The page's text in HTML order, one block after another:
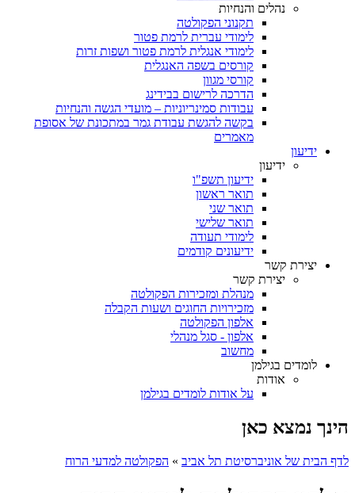
נהלים והנחיות
תקנוני הפקולטה
לימודי עברית לרמת פטור
לימודי אנגלית לרמת פטור ושפות זרות
קורסים בשפה האנגלית
קורסי מגוון
הדרכה לרישום בבידינג
עבודות סמינריוניות – מועדי הגשה והנחיות
בקשה להגשת עבודת גמר במתכונת של אסופת
מאמרים
ידיעון
ידיעון
ידיעון תשפ"ו
תואר ראשון
תואר שני
תואר שלישי
לימודי תעודה
ידיעונים קודמים
יצירת קשר
יצירת קשר
מנהלת ומזכירות הפקולטה
מזכירויות החוגים ושעות הקבלה
אלפון הפקולטה
אלפון - סגל מנהלי
מחשוב
לומדים בגילמן
אודות
על אודות לומדים בגילמן
הינך נמצא כאן
לדף הבית של אוניברסיטת תל אביב » הפקולטה למדעי הרוח